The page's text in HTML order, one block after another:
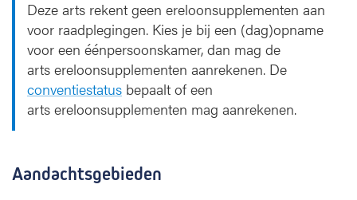
Deze arts rekent geen ereloonsupplementen aan
voor raadplegingen. Kies je bij een (dag)opname
voor een éénpersoonskamer, dan mag de
arts ereloonsupplementen aanrekenen. De
conventiestatus bepaalt of een
arts ereloonsupplementen mag aanrekenen.
Aandachtsgebieden